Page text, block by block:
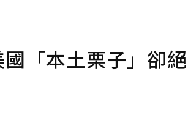
「本土栗子」卻